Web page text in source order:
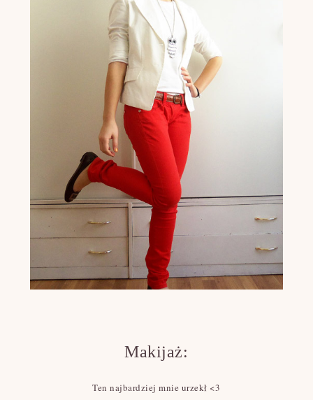
Makijaż:
Ten najbardziej mnie urzekł <3